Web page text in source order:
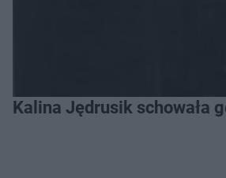
Kalina Jędrusik schowała